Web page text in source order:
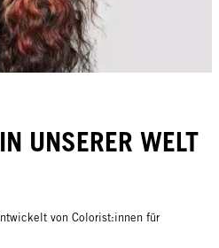
UNSERER WELT
von Colorist:innen für